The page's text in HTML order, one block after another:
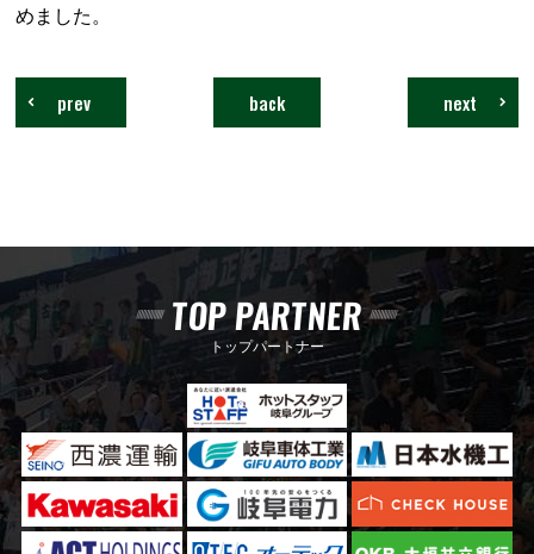
めました。
next
back
prev
TOP PARTNER
トップパートナー